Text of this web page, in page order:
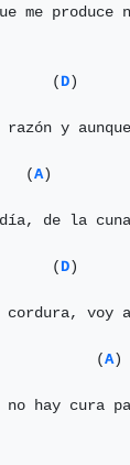
me produce
(D)
y
(A)
de la
(D)
cordura, voy
(A)
no hay cura